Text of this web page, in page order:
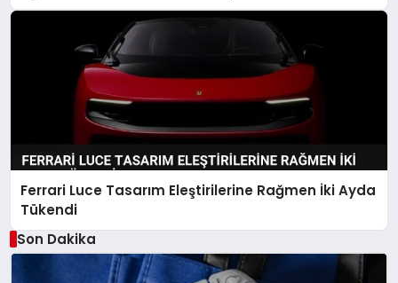
Ferrari Luce Tasarım Eleştirilerine Rağmen İki Ayda
Tükendi
Son Dakika